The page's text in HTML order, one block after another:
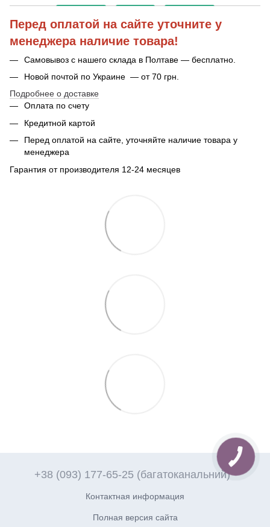
Перед оплатой на сайте уточните у
менеджера наличие товара!
Самовывоз с нашего склада в Полтаве — бесплатно.
Новой почтой по Украине — от 70 грн.
Подробнее о доставке
Оплата по счету
Кредитной картой
Перед оплатой на сайте, уточняйте наличие товара у
менеджера
Гарантия от производителя 12-24 месяцев
+38 (093) 177-65-25 (багатоканальний)
Контактная информация
Полная версия сайта